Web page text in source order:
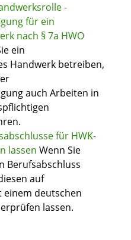
-
für ein
nach § 7a HWO
ein
Handwerk betreiben,
auch Arbeiten in
für HWK-
lassen Wenn Sie
Berufsabschluss
auf
einem deutschen
lassen.